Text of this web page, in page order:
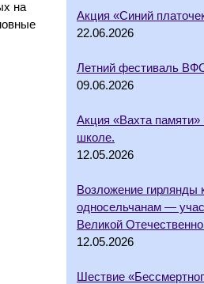
Акция «Синий
22.06.2026
Летний фестиваль
09.06.2026
Акция «Вахта памяти»
школе.
12.05.2026
Возложение гирлянды
односельчанам —
Великой
12.05.2026
Шествие
на